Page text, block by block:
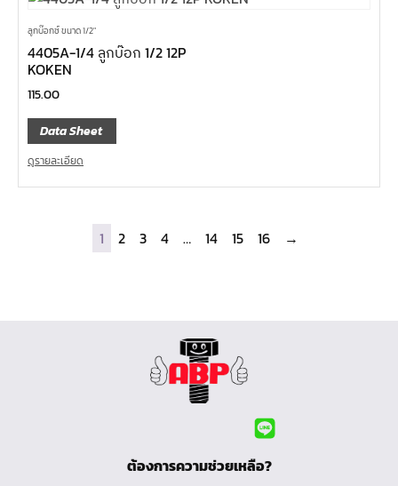
ลูกบ๊อกซ์ ขนาด 1/2"
4405A-1/4 ลูกบ๊อก 1/2 12P
KOKEN
115.00
Data Sheet
ดูรายละเอียด
1 2 3 4 … 14 15 16 →
ต้องการความช่วยเหลือ?